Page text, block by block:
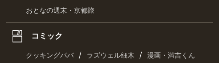
おとなの週末・京都旅
コミック
クッキングパパ / ラズウェル細木 / 漫画・満吉くん